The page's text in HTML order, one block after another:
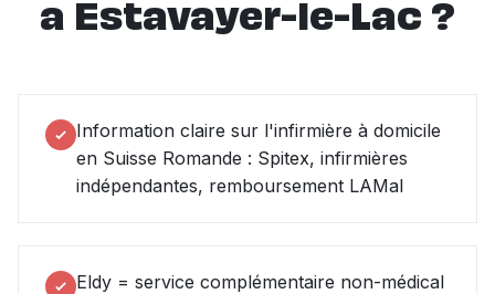
a Estavayer-le-Lac ?
Information claire sur l'infirmière à domicile
en Suisse Romande : Spitex, infirmières
indépendantes, remboursement LAMal
Eldy = service complémentaire non-médical